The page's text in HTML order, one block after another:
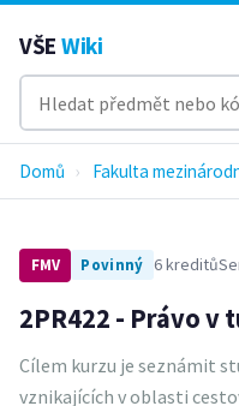
VŠE Wiki
Domů › Fakulta
FMV Povinný 6 kreditů
2PR422 - Právo
Cílem kurzu je seznámit
vznikajících v oblasti